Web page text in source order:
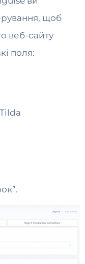
щоб
веб-сайту
поля: